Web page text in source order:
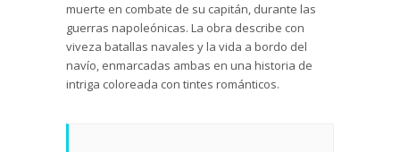
muerte en combate de su capitán, durante las
guerras napoleónicas. La obra describe con
viveza batallas navales y la vida a bordo del
navío, enmarcadas ambas en una historia de
intriga coloreada con tintes románticos.